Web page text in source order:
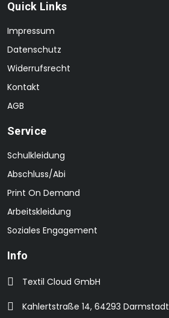
Quick Links
Impressum
Datenschutz
Widerrufsrecht
Kontakt
AGB
Service
Schulkleidung
Abschluss/Abi
Print On Demand
Arbeitskleidung
Soziales Engagement
Info
Textil Cloud GmbH
Kahlertstraße 14, 64293 Darmstadt